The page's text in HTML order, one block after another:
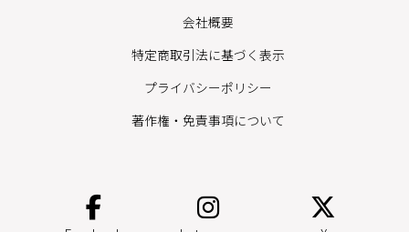
会社概要
特定商取引法に基づく表示
プライバシーポリシー
著作権・免責事項について